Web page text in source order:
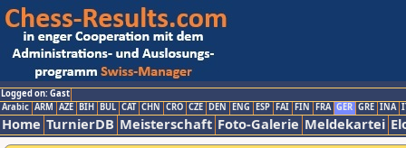
Logged on: Gast
Arabic ARM AZE BIH BUL CAT CHN CRO CZE DEN ENG ESP FAI FIN FRA GER GRE INA
Home TurnierDB Meisterschaft Foto-Galerie Meldekartei